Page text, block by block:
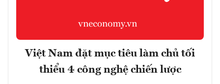
Việt Nam đặt mục tiêu làm chủ tối
thiểu 4 công nghệ chiến lược